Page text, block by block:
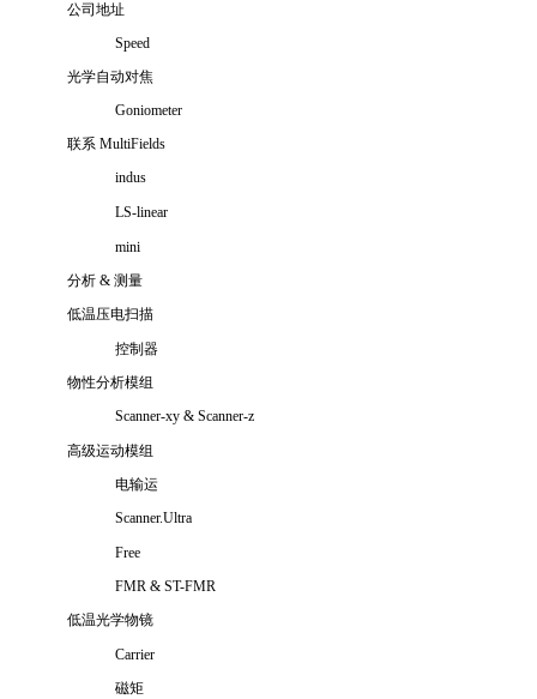
公司地址
Speed
光学自动对焦
Goniometer
联系 MultiFields
indus
LS-linear
mini
分析 & 测量
低温压电扫描
控制器
物性分析模组
Scanner-xy& Scanner-z
高级运动模组
电输运
Scanner.Ultra
Free
FMR & ST-FMR
低温光学物镜
Carrier
磁矩